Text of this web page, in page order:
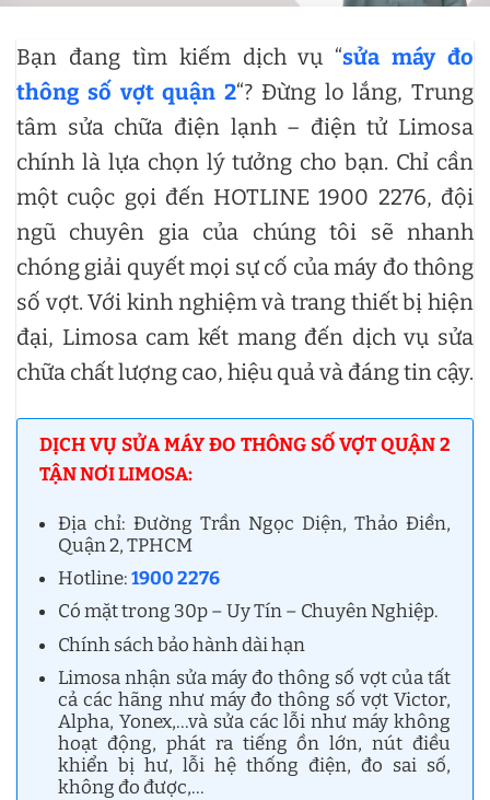
Bạn đang tìm kiếm dịch vụ “sửa máy đo
thông số vợt quận 2“? Đừng lo lắng, Trung
tâm sửa chữa điện lạnh – điện tử Limosa
chính là lựa chọn lý tưởng cho bạn. Chỉ cần
một cuộc gọi đến HOTLINE 1900 2276, đội
ngũ chuyên gia của chúng tôi sẽ nhanh
chóng giải quyết mọi sự cố của máy đo thông
số vợt. Với kinh nghiệm và trang thiết bị hiện
đại, Limosa cam kết mang đến dịch vụ sửa
chữa chất lượng cao, hiệu quả và đáng tin cậy.
DỊCH VỤ SỬA MÁY ĐO THÔNG SỐ VỢT QUẬN 2
TẬN NƠI LIMOSA:
Địa chỉ: Đường Trần Ngọc Diện, Thảo Điền,
Quận 2, TPHCM
Hotline:1900 2276
Có mặt trong 30p – Uy Tín – Chuyên Nghiệp.
Chính sách bảo hành dài hạn
Limosa nhận sửa máy đo thông số vợt của tất
cả các hãng như máy đo thông số vợt Victor,
Alpha, Yonex,…và sửa các lỗi như máy không
hoạt động, phát ra tiếng ồn lớn, nút điều
khiển bị hư, lỗi hệ thống điện, đo sai số,
không đo được,…